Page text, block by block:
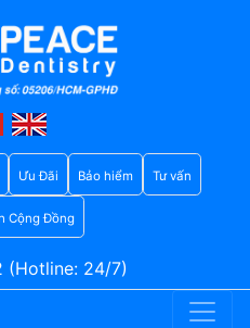
Ưu Đãi Bảo hiểm Tư vấn
Cộng Đồng
(Hotline: 24/7)